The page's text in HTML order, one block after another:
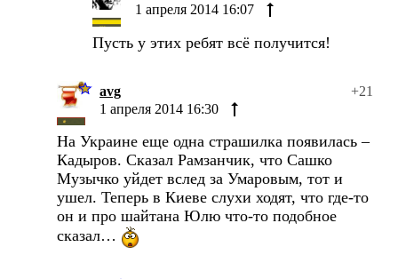
1 апреля 2014 16:07
Пусть у этих ребят всё получится!
avg
+21
1 апреля 2014 16:30
На Украине еще одна страшилка появилась –
Кадыров. Сказал Рамзанчик, что Сашко
Музычко уйдет вслед за Умаровым, тот и
ушел. Теперь в Киеве слухи ходят, что где-то
он и про шайтана Юлю что-то подобное
сказал…